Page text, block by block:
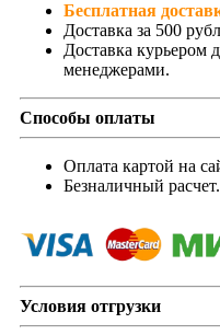
Бесплатная
Доставка за 500
Доставка курьером
менеджерами.
Способы оплаты
Оплата картой на
Безналичный расчет.
Условия отгрузки